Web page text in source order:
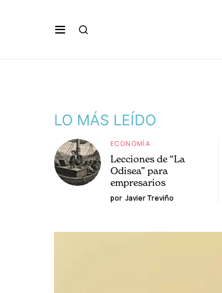
LO MÁS LEÍDO
ECONOMÍA
Lecciones de “La
Odisea” para
empresarios
por Javier Treviño